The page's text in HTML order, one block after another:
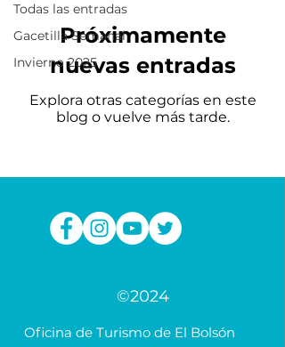
Todas las entradas
Gacetilla Semanal
Invierno 2025
Próximamente
nuevas entradas
Explora otras categorías en este
blog o vuelve más tarde.
©2024
Oficina de Turismo de El Bolsón